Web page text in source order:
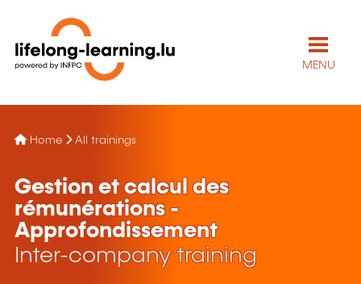
MENU
Home All trainings
Gestion et calcul des
rémunérations -
Approfondissement
Inter-company training